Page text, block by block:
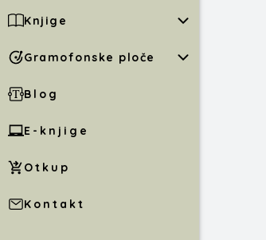
Knjige
Gramofonske ploče
Blog
E-knjige
Otkup
Kontakt